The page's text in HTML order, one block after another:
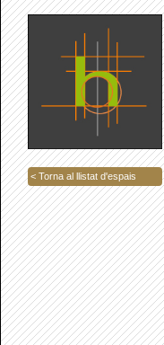
< Torna al llistat d'espais